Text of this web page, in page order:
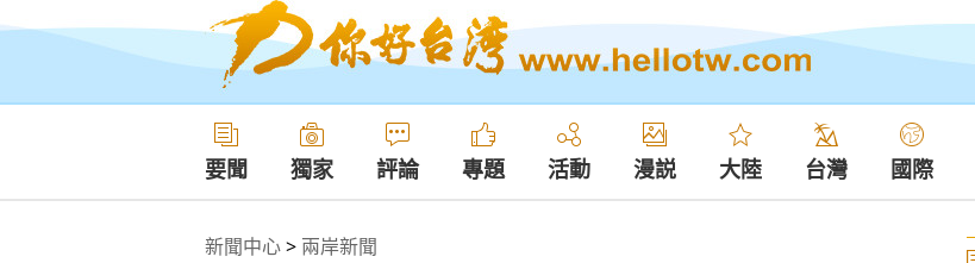
要聞 獨家 評論 專題 活動 漫説 大陸 台灣 國際
新聞中心> 兩岸新聞